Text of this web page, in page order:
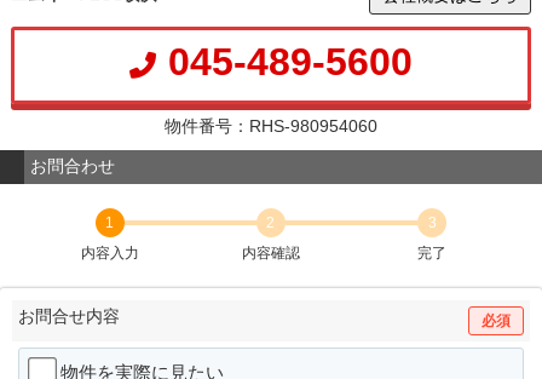
045-489-5600
物件番号：RHS-980954060
お問合わせ
1
内容入力
2
内容確認
3
完了
お問合せ内容 必須
物件を実際に見たい